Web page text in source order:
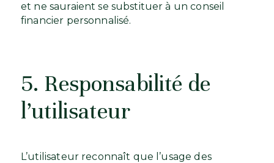
et ne sauraient se substituer à un conseil
financier personnalisé.
5. Responsabilité de
l’utilisateur
L’utilisateur reconnaît que l’usage des